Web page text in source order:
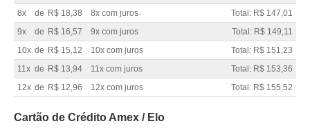
8x
de R$ 18,38 8x com juros
Total: R$ 147,01
9x
de R$ 16,57 9x com juros
Total: R$ 149,11
10x de R$ 15,12 10x com juros
Total: R$ 151,23
11x de R$ 13,94 11x com juros
Total: R$ 153,36
12x de R$ 12,96 12x com juros Total: R$ 155,52
Cartão de Crédito Amex / Elo